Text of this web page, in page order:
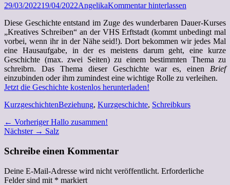
Posted
29/03/202219/04/2022Autor
AngelikaKommentar hinterlassen
Diese Geschichte entstand im Zuge des wunderbaren Dauer-Kurses
„Kreatives Schreiben“ an der VHS Erftstadt (kommt unbedingt mal
vorbei, wenn ihr in der Nähe seid!). Dort bekommen wir jedes Mal
eine Hausaufgabe, in der es meistens darum geht, eine kurze
Geschichte (max. zwei Seiten) zu einem bestimmten Thema zu
schreibrn. Das Thema dieser Geschichte war es, einen Brief
einzubinden oder ihm zumindest eine wichtige Rolle zu verleihen.
Jetzt die Geschichte kostenlos herunterladen!
Kategorien
KurzgeschichtenSchlagworte
Beziehung, Kurzgeschichte, Schreibkurs
Beitragsnavigation
← Vorheriger Vorheriger
Beitrag:
Hallo zusammen!
Nächster → Nächster
Salz
Schreibe einen Kommentar
Deine E-Mail-Adresse wird nicht veröffentlicht. Erforderliche
Felder sind mit * markiert